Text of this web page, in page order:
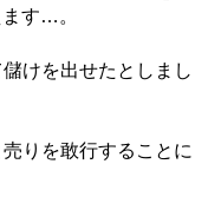
す…。
けを出せたとしまし
りを敢行することに